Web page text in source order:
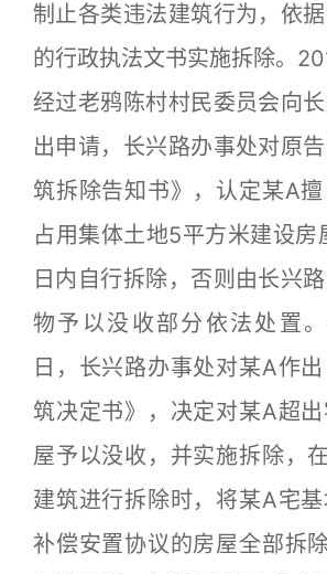
制止各类违法建筑行为，依
的行政执法文书实施拆除。
经过老鸦陈村村民委员会向
出申请，长兴路办事处对原
筑拆除告知书》，认定某A
占用集体土地5平方米建设房
日内自行拆除，否则由长兴
物予以没收部分依法处置
日，长兴路办事处对某A作
筑决定书》，决定对某A超
屋予以没收，并实施拆除，
建筑进行拆除时，将某A宅
补偿安置协议的房屋全部拆